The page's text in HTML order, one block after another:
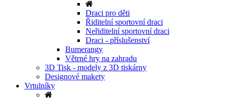
Draci pro děti
Řiditelní sportovní draci
Neřiditelní sportovní draci
Draci - příslušenství
Bumerangy
Větrné hry na zahradu
3D Tisk - modely z 3D tiskárny
Designové makety
Vrtulníky